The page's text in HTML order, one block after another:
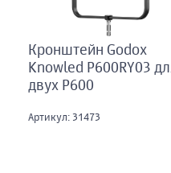
Кронштейн Godox
Knowled P600RY03
двух P600
Артикул: 31473